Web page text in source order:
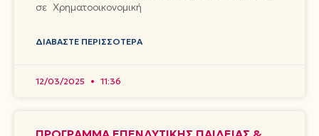
σε Χρηματοοικονομική
ΔΙΑΒΆΣΤΕ ΠΕΡΙΣΣΌΤΕΡΑ
12/03/2025 11:36